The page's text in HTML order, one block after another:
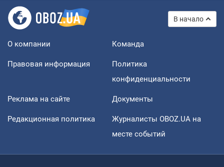
В начало
О компании Команда
Правовая информация
Политика
конфиденциальности
Реклама на сайте Документы
Редакционная политика
Журналисты OBOZ.UA на
месте событий